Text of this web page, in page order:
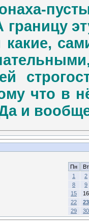
границу
что в
и
Пн
Вт
1
2
8
9
15
16
22
23
29
30